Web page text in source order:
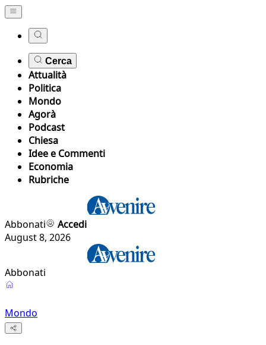
Cerca
Attualità
Politica
Mondo
Agorà
Podcast
Chiesa
Idee e Commenti
Economia
Rubriche
Abbonati
Accedi
August 8, 2026
Abbonati
Mondo